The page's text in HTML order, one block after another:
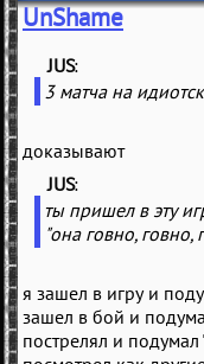
UnShame
(JUS
3 матча на
доказывают
(JUS
ты пришел в эту
"она говно, говно,
я зашел в игру и
зашел в бой и
пострелял и